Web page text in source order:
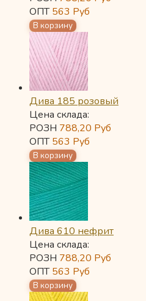
ОПТ563 Руб
Дива 185 розовый
Цена склада:
РОЗН 788,20 Руб
ОПТ563 Руб
Дива 610 нефрит
Цена склада:
РОЗН 788,20 Руб
ОПТ563 Руб